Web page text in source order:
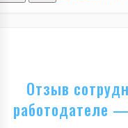
Отзыв
работодателе